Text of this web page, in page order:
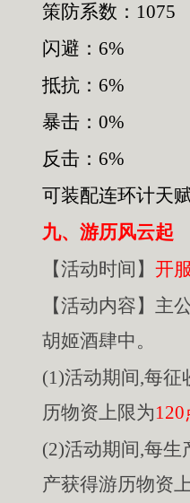
策防系数：1075
闪避：6%
抵抗：6%
暴击：0%
反击：6%
可装配连环计天
九、游历风云起
【活动时间】 开
【活动内容】主
胡姬酒肆中。
(1)活动期间,每征
历物资上限为120
(2)活动期间,每生
产获得游历物资